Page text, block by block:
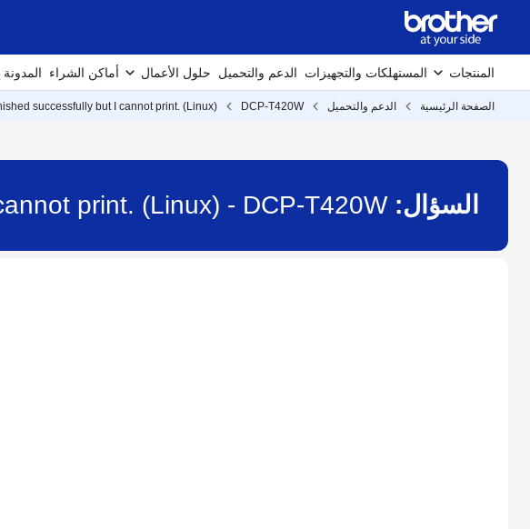
المنتجات المستهلكات والتجهيزات الدعم والتحميل حلول الأعمال أماكن الشراء المدونة
الصفحة الرئيسية الدعم والتحميل DCP-T420W
successfully but I cannot print. (Linux)
السؤال: print. (Linux) - DCP-T420W